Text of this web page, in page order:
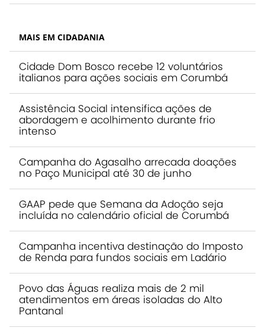
MAIS EM CIDADANIA
Cidade Dom Bosco recebe 12 voluntários
italianos para ações sociais em Corumbá
Assistência Social intensifica ações de
abordagem e acolhimento durante frio
intenso
Campanha do Agasalho arrecada doações
no Paço Municipal até 30 de junho
GAAP pede que Semana da Adoção seja
incluída no calendário oficial de Corumbá
Campanha incentiva destinação do Imposto
de Renda para fundos sociais em Ladário
Povo das Águas realiza mais de 2 mil
atendimentos em áreas isoladas do Alto
Pantanal